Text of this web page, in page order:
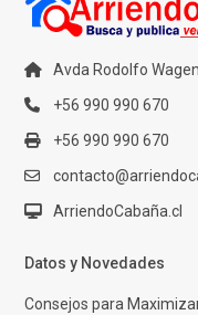
Avda Rodolfo
+56 990 990 670
+56 990 990 670
ArriendoCabaña.cl
Datos y Novedades
Consejos para